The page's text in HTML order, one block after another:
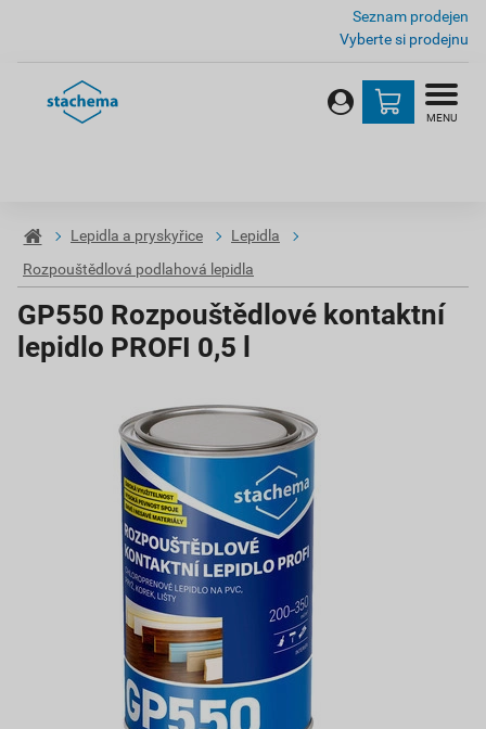
Seznam prodejen
Vyberte si prodejnu
MENU
Lepidla a pryskyřice
Lepidla
Rozpouštědlová podlahová lepidla
GP550 Rozpouštědlové kontaktní
lepidlo PROFI 0,5 l